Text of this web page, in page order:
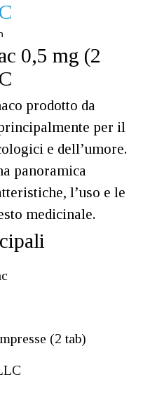
0,5 mg (2
prodotto da
per il
e dell’umore.
panoramica
l’uso e le
medicinale.
(2 tab)